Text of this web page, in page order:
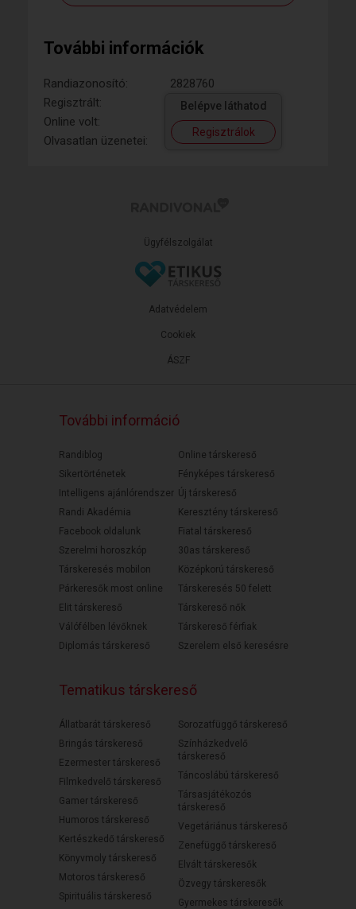
További információk
Randiazonosító:
2828760
Regisztrált:
Online volt:
Olvasatlan üzenetei:
Belépve láthatod
Regisztrálok
Ügyfélszolgálat
ÁSZF
Adatvédelem
Cookiek
További információ
Randiblog
Sikertörténetek
Intelligens ajánlórendszer
Randi Akadémia
Facebook oldalunk
Szerelmi horoszkóp
Társkeresés mobilon
Párkeresők most online
Elit társkereső
Válófélben lévőknek
Diplomás társkereső
Online társkereső
Fényképes társkereső
Új társkereső
Keresztény társkereső
Fiatal társkereső
30as társkereső
Középkorú társkereső
Társkeresés 50 felett
Társkereső nők
Társkereső férfiak
Szerelem első keresésre
Tematikus társkereső
Állatbarát társkereső
Bringás társkereső
Ezermester társkereső
Filmkedvelő társkereső
Gamer társkereső
Humoros társkereső
Kertészkedő társkereső
Könyvmoly társkereső
Motoros társkereső
Spirituális társkereső
Sorozatfüggő társkereső
Színházkedvelő
társkereső
Táncoslábú társkereső
Társasjátékozós
társkereső
Vegetáriánus társkereső
Zenefüggő társkereső
Elvált társkeresők
Özvegy társkeresők
Gyermekes társkeresők